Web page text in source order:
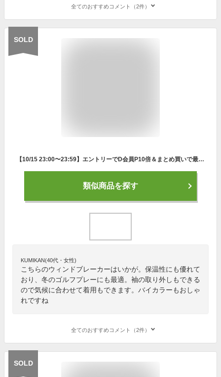
全てのおすすめコメント（2件）
SOLD
【10/15 23:00〜23:59】エントリーでD会員P10倍＆まとめ買いで最大10％OFFクーポン イグニオ ゴルフウェア 秋 冬 長袖ウインドブレーカー アイヒート袖脱着可能2WAYウィンドジャケット (1133060011) 発熱保温 iHEAT メンズ IGNIO
類似商品を探す
KUMIKAN(40代・女性)
こちらのウィンドブレーカーはいかが。保温性にも優れて
おり、冬のゴルフプレーにも最適。袖の取り外しもできる
ので気候に合わせて着用もできます。バイカラーもおしゃ
れですね
全てのおすすめコメント（2件）
SOLD